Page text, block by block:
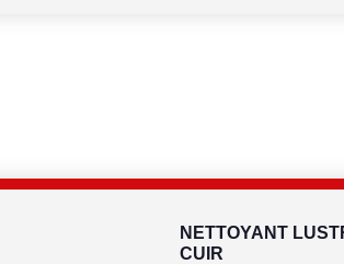
NETTOYANT
CUIR